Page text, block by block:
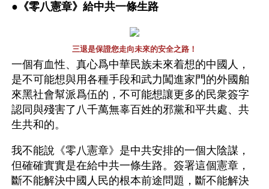
● 《零八憲章》給中共一條生路
三退是保證您走向未來的安全之路！
一個有血性、真心爲中華民族未來着想的中國人，
是不可能想與用各種手段和武力闖進家門的外國舶
來黑社會幫派爲伍的，不可能想讓更多的民衆簽字
認同與殘害了八千萬無辜百姓的邪黨和平共處、共
生共和的。
我不能說《零八憲章》是中共安排的一個大陰謀，
但確確實實是在給中共一條生路。簽署這個憲章，
斷不能解決中國人民的根本前途問題，斷不能解決